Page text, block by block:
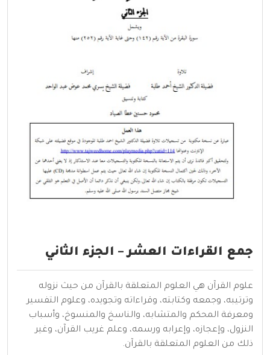
جمع القراءات العشر – الجزء الثاني
علوم القرآن هي العلوم المتعلقة بالقرآن من حيث نزوله
وترتيبه، وجمعه وكتابته، وقراءاته وتجويده، وعلوم التفسير
ومعرفة المحكم والمتشابه، والناسخ والمنسوخ، وأسباب
النزول، وإعجازه، وإعرابه ورسمه، وعلم غريب القرآن، وغير
ذلك من العلوم المتعلقة بالقرآن.